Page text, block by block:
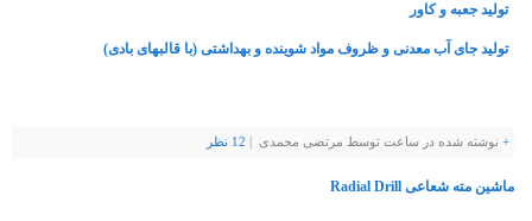
تولید جعبه و کاور
تولید جای آب معدنی و ظروف مواد شوینده و بهداشتی (با قالبهای بادی)
+ نوشته شده در ساعت توسط مرتضی محمدی | 12 نظر
ماشین مته شعاعی Radial Drill